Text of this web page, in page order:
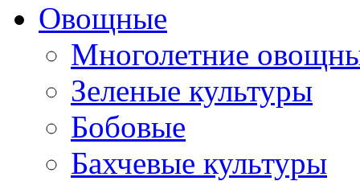
Овощные
Многолетние
Зеленые культуры
Бобовые
Бахчевые культуры